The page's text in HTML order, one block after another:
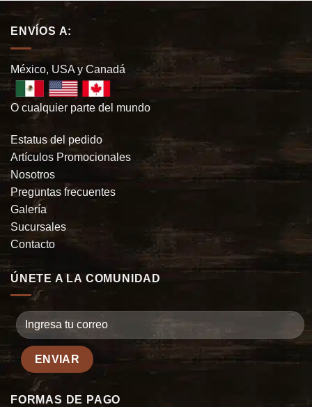
ENVÍOS A:
México, USA y Canadá
O cualquier parte del mundo
Estatus del pedido
Artículos Promocionales
Nosotros
Preguntas frecuentes
Galería
Sucursales
Contacto
ÚNETE A LA COMUNIDAD
FORMAS DE PAGO